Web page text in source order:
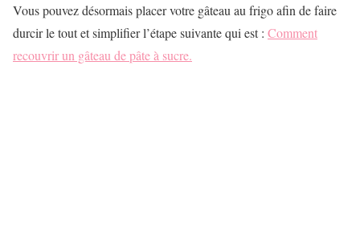
Vous pouvez désormais placer votre gâteau au frigo afin de faire
durcir le tout et simplifier l’étape suivante qui est : Comment
recouvrir un gâteau de pâte à sucre.